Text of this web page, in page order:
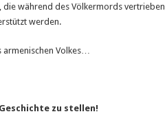
, die während des Völkermords vertrieben,
werden.
Volkes…
zu stellen!